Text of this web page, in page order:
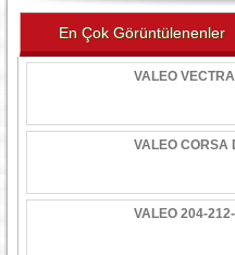
En Çok Görüntülenenler
VALEO
VALEO CORSA
VALEO 204-